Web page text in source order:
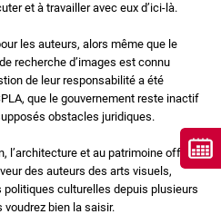
et à travailler avec eux d’ici-là.
les auteurs, alors même que le
recherche d’images est connu
de leur responsabilité a été
que le gouvernement reste inactif
obstacles juridiques.
l’architecture et au patrimoine offre
des auteurs des arts visuels,
politiques culturelles depuis plusieurs
bien la saisir.